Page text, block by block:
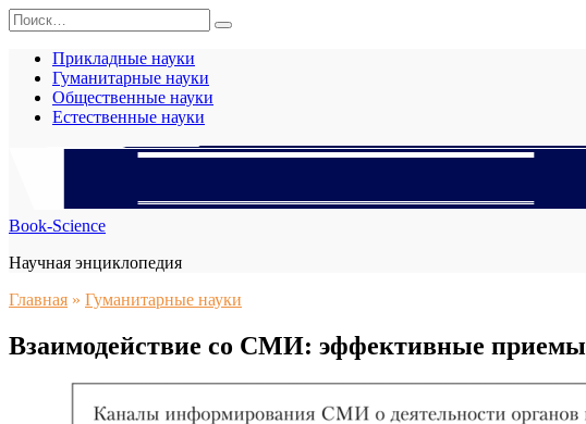
Перейти
к
содержанию
Search
for:
Прикладные науки
Гуманитарные науки
Общественные науки
Естественные науки
Book-Science
Научная энциклопедия
Главная » Гуманитарные науки
Взаимодействие со СМИ: эффективные приемы